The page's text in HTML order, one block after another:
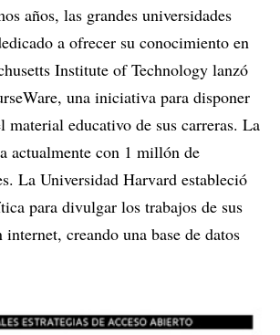
años, las grandes universidades
a ofrecer su conocimiento en
Institute of Technology lanzó
una iniciativa para disponer
material educativo de sus carreras. La
actualmente con 1 millón de
La Universidad Harvard estableció
para divulgar los trabajos de sus
internet, creando una base de datos